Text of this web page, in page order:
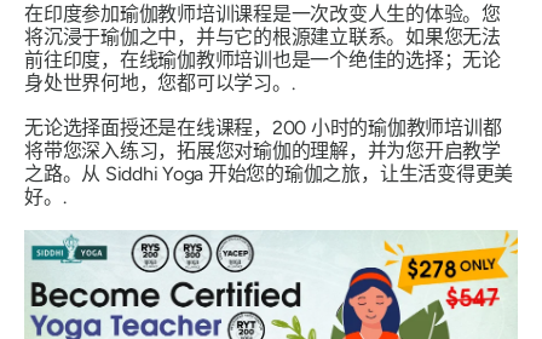
在印度参加瑜伽教师培训课程是一次改变人生的体验。您
将沉浸于瑜伽之中，并与它的根源建立联系。如果您无法
前往印度，在线瑜伽教师培训也是一个绝佳的选择；无论
身处世界何地，您都可以学习。.
无论选择面授还是在线课程，200 小时的瑜伽教师培训都
将带您深入练习，拓展您对瑜伽的理解，并为您开启教学
之路。从 Siddhi Yoga 开始您的瑜伽之旅，让生活变得更美
好。.